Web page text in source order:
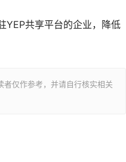
共享平台的企业，降低
仅作参考，并请自行核实相关